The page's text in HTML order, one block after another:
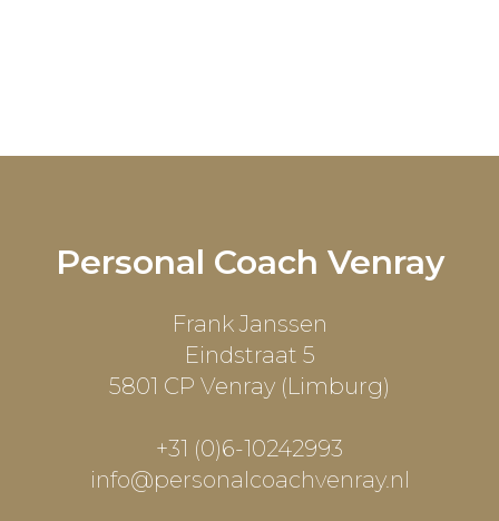
Personal Coach Venray
Frank Janssen
Eindstraat 5
5801 CP Venray (Limburg)
+31 (0)6-10242993
info@personalcoachvenray.nl